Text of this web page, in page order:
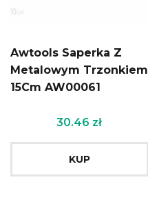
Awtools Saperka Z
Metalowym Trzonkiem
15Cm AW00061
30.46 zł
KUP